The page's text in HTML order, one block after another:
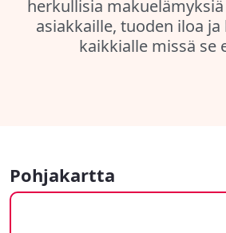
herkullisia
asiakkaille, tuoden iloa
kaikkialle missä se
Pohjakartta